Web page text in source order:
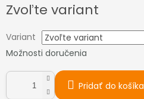
cena:
Zvoľte variant
Variant
Možnosti doručenia
Pridať do košíka